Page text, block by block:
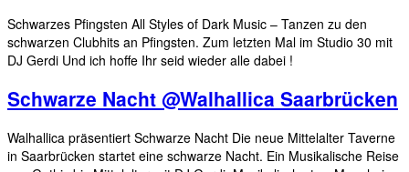
Schwarzes Pfingsten All Styles of Dark Music – Tanzen zu den
schwarzen Clubhits an Pfingsten. Zum letzten Mal im Studio 30 mit
DJ Gerdi Und ich hoffe Ihr seid wieder alle dabei !
Schwarze Nacht @Walhallica Saarbrücken
Walhallica präsentiert Schwarze Nacht Die neue Mittelalter Taverne
in Saarbrücken startet eine schwarze Nacht. Ein Musikalische Reise